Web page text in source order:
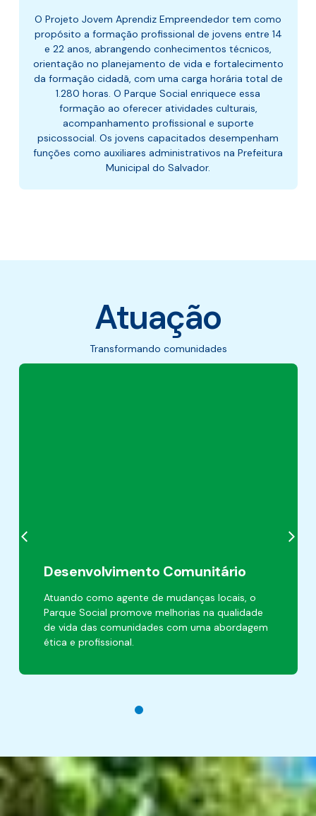
O Projeto Jovem Aprendiz Empreendedor tem como
propósito a formação profissional de jovens entre 14
e 22 anos, abrangendo conhecimentos técnicos,
orientação no planejamento de vida e fortalecimento
da formação cidadã, com uma carga horária total de
1.280 horas. O Parque Social enriquece essa
formação ao oferecer atividades culturais,
acompanhamento profissional e suporte
psicossocial. Os jovens capacitados desempenham
funções como auxiliares administrativos na Prefeitura
Municipal do Salvador.
Atuação
Transformando comunidades
Desenvolvimento Comunitário
Atuando como agente de mudanças locais, o
Parque Social promove melhorias na qualidade
de vida das comunidades com uma abordagem
ética e profissional.
5